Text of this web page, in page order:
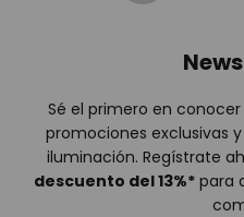
Sé el primero en
promociones exclusivas
iluminación. Regístrate
descuento del13%* para